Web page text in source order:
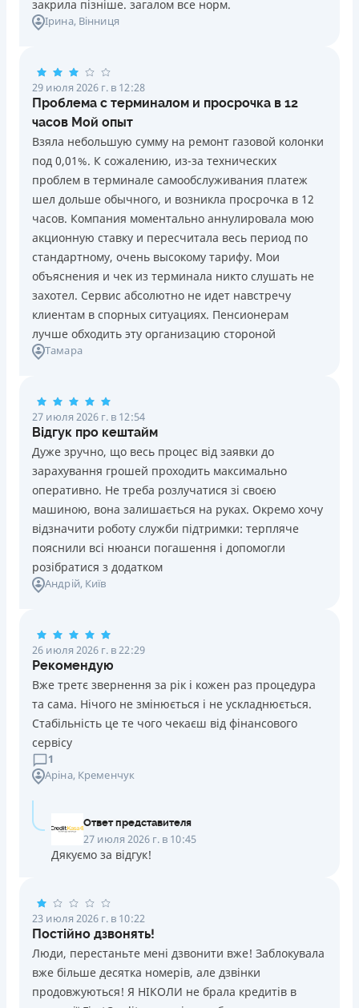
закрила пізніше. загалом все норм.
Ірина, Вінниця
29 июля 2026 г. в 12:28
Проблема с терминалом и просрочка в 12
часов Мой опыт
Взяла небольшую сумму на ремонт газовой колонки
под 0,01%. К сожалению, из-за технических
проблем в терминале самообслуживания платеж
шел дольше обычного, и возникла просрочка в 12
часов. Компания моментально аннулировала мою
акционную ставку и пересчитала весь период по
стандартному, очень высокому тарифу. Мои
объяснения и чек из терминала никто слушать не
захотел. Сервис абсолютно не идет навстречу
клиентам в спорных ситуациях. Пенсионерам
лучше обходить эту организацию стороной
Тамара
27 июля 2026 г. в 12:54
Відгук про кештайм
Дуже зручно, що весь процес від заявки до
зарахування грошей проходить максимально
оперативно. Не треба розлучатися зі своєю
машиною, вона залишається на руках. Окремо хочу
відзначити роботу служби підтримки: терпляче
пояснили всі нюанси погашення і допомогли
розібратися з додатком
Андрій, Київ
26 июля 2026 г. в 22:29
Рекомендую
Вже третє звернення за рік і кожен раз процедура
та сама. Нічого не змінюється і не ускладнюється.
Стабільність це те чого чекаєш від фінансового
сервісу
1
Аріна, Кременчук
Ответ представителя
27 июля 2026 г. в 10:45
Дякуємо за відгук!
23 июля 2026 г. в 10:22
Постійно дзвонять!
Люди, перестаньте мені дзвонити вже! Заблокувала
вже більше десятка номерів, але дзвінки
продовжуються! Я НІКОЛИ не брала кредитів в